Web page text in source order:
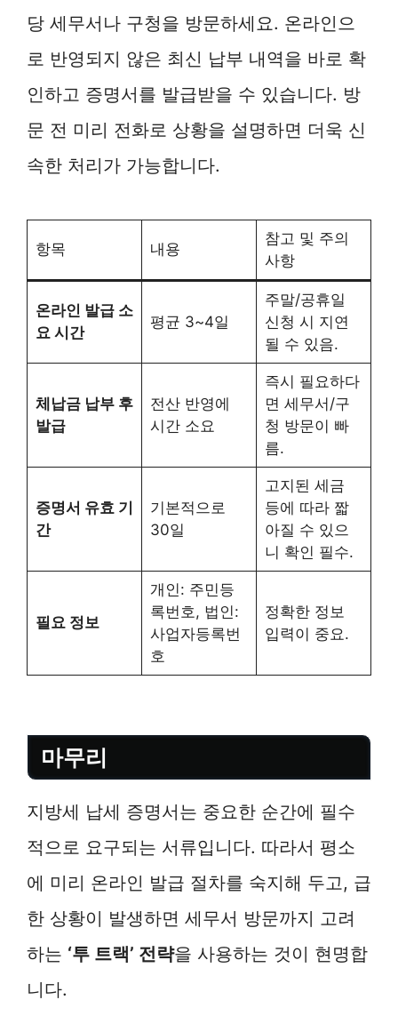
당 세무서나 구청을 방문하세요. 온라인으
로 반영되지 않은 최신 납부 내역을 바로 확
인하고 증명서를 발급받을 수 있습니다. 방
문 전 미리 전화로 상황을 설명하면 더욱 신
속한 처리가 가능합니다.
항목 내용
참고 및 주의
사항
온라인 발급 소
요 시간
평균 3~4일
주말/공휴일
신청 시 지연
될 수 있음.
체납금 납부 후
발급
전산 반영에
시간 소요
즉시 필요하다
면 세무서/구
청 방문이 빠
름.
증명서 유효 기
간
기본적으로
30일
고지된 세금
등에 따라 짧
아질 수 있으
니 확인 필수.
필요 정보
개인: 주민등
록번호, 법인:
사업자등록번
호
정확한 정보
입력이 중요.
마무리
지방세 납세 증명서는 중요한 순간에 필수
적으로 요구되는 서류입니다. 따라서 평소
에 미리 온라인 발급 절차를 숙지해 두고, 급
한 상황이 발생하면 세무서 방문까지 고려
하는 ‘투 트랙’ 전략을 사용하는 것이 현명합
니다.